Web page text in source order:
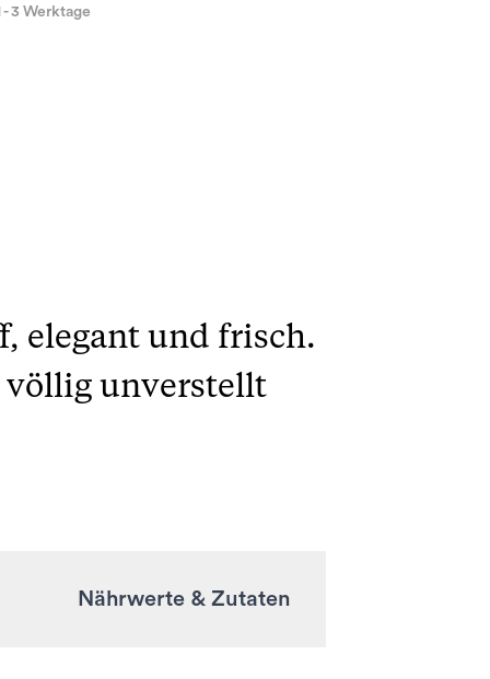
3 Werktage
elegant und frisch.
völlig unverstellt
Nährwerte & Zutaten